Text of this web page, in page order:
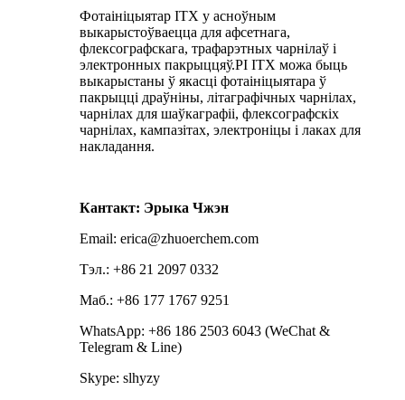
Фотаініцыятар ITX у асноўным
выкарыстоўваецца для афсетнага,
флексографскага, трафарэтных чарнілаў і
электронных пакрыццяў.PI ITX можа быць
выкарыстаны ў якасці фотаініцыятара ў
пакрыцці драўніны, літаграфічных чарнілах,
чарнілах для шаўкаграфіі, флексографскіх
чарнілах, кампазітах, электроніцы і лаках для
накладання.
Кантакт: Эрыка Чжэн
Email: erica@zhuoerchem.com
Тэл.: +86 21 2097 0332
Маб.: +86 177 1767 9251
WhatsApp: +86 186 2503 6043 (WeChat &
Telegram & Line)
Skype: slhyzy